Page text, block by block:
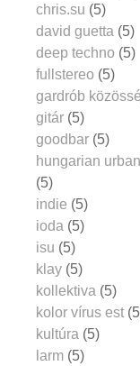
chris.su (5)
david guetta (5)
deep techno (5)
fullstereo (5)
gardrób
gitár (5)
goodbar (5)
hungarian
(5)
indie (5)
ioda (5)
isu (5)
klay (5)
kollektiva (5)
kolor vírus est
kultúra (5)
larm (5)